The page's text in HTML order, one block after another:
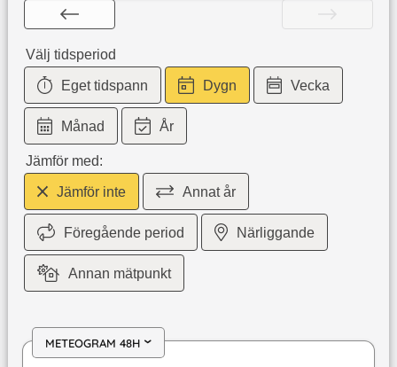
Välj tidsperiod
Eget tidspann Dygn Vecka
Månad År
Jämför med:
Jämför inte Annat år
Föregående period Närliggande
Annan mätpunkt
METEOGRAM 48H ›
sön 9 aug: 23,7 till 18,7 grader: ingen nederbörd: upp till